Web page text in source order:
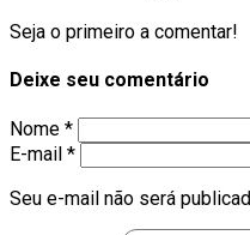
Seja o primeiro a comentar!
Deixe seu comentário
Nome *
E-mail *
Seu e-mail não será